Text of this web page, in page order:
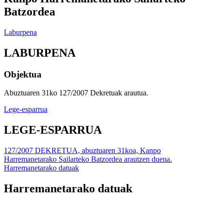
Batzordea
Laburpena
LABURPENA
Objektua
Abuztuaren 31ko 127/2007 Dekretuak arautua.
Lege-esparrua
LEGE-ESPARRUA
127/2007 DEKRETUA, abuztuaren 31koa, Kanpo
Harremanetarako Sailarteko Batzordea arautzen duena.
Harremanetarako datuak
Harremanetarako datuak